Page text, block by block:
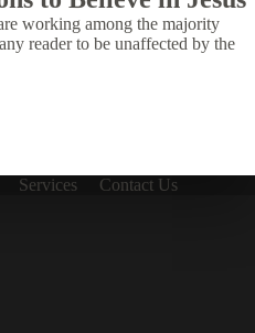
working among the majority
reader to be unaffected by the
Services
Contact Us